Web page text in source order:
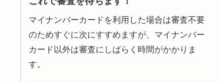
マイナンバーカードを利用した場合は審査不要
のためすぐに次にすすめますが、マイナンバー
カード以外は審査にしばらく時間がかかりま
す。